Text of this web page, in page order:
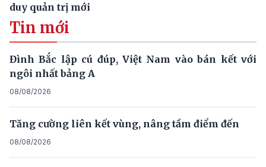
duy quản trị mới
Tin mới
Đình Bắc lập cú đúp, Việt Nam vào bán kết với
ngôi nhất bảng A
08/08/2026
Tăng cường liên kết vùng, nâng tầm điểm đến
08/08/2026